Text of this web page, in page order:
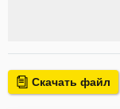
Скачать файл